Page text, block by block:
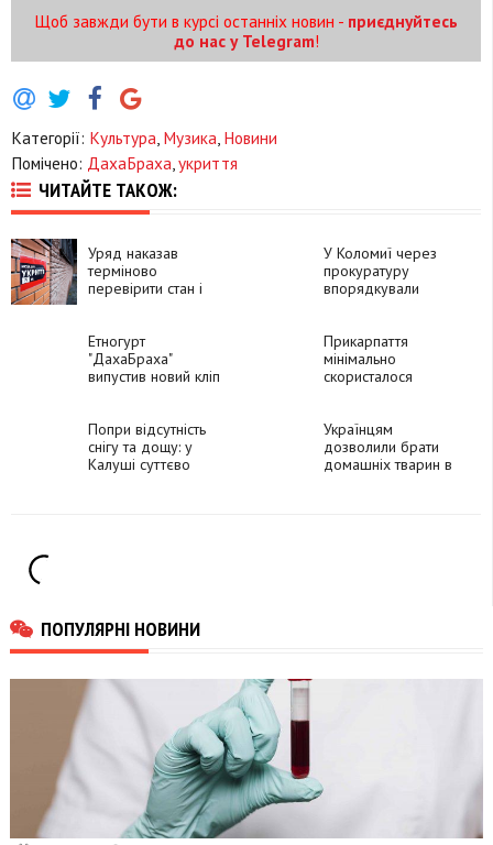
Щоб завжди бути в курсі останніх новин - приєднуйтесь
до нас у Telegram!
Категорії: Культура Музика Новини
Помічено: ДахаБраха укриття
ЧИТАЙТЕ ТАКОЖ:
Уряд наказав
терміново
перевірити стан і
У Коломиї через
прокуратуру
впорядкували
Етногурт
"ДахаБраха"
випустив новий кліп
Прикарпаття
мінімально
скористалося
укриттів у школах
Попри відсутність
снігу та дощу: у
Калуші суттєво
Українцям
дозволили брати
домашніх тварин в
ПОПУЛЯРНІ НОВИНИ